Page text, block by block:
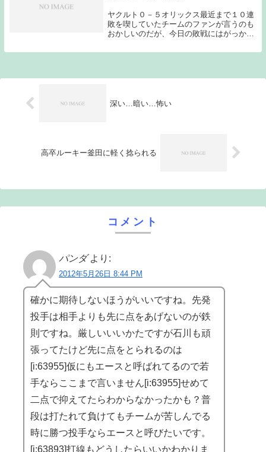
ヤクルト０－５オリックス最近まで１０連
敗を喫していたチームのファンが言うのも
おかしいのだが、今日の敗戦にはがっかり
負けと言う結果自体が想定外という訳では
深い…暗い…怖い
高卒ルーキー釜田に軽く捻られる
コメント
パンダ より:
2012年5月26日 8:44 PM
確かに期待しないほうがいいですね。先発
投手は相手よりも先に点をあげないのが鉄
則ですね。厳しいいいかたですが石川も頑
張ってたけど先に点をとられるのは
[i:63955]仮にもエースと呼ばれてるので若
手ならここまで言いません[i:63955]せめて
二点で抑えてたらわからなかったかも？普
段は打たれて負けてもチームが苦しんでる
時に勝つ投手ならエースと呼びたいです。
[i:63893]打線もどうしたらいいかわかりま